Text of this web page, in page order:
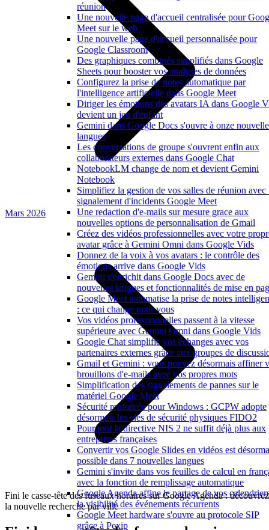
réunion
Une nouvelle page d'accueil centralisée pour
Meet sur le web
Une nouvelle page d'accueil personnalisée pour
Google Classroom
Des graphiques combinés simplifiés dans Google
Sheets pour booster vos analyses de données
Configurez la prise de notes automatique par
l'intelligence artificielle dans Google Meet
Diriger les émotions des avatars IA dans Google
devient un jeu d'enfant
Gemini dans Google Docs s'ouvre à onze
langues
Les conversations de groupe s'ouvrent enfin aux
collaborateurs externes dans Google Chat
NotebookLM change de nom et devient Gemini
Notebook
Simplifiez la gestion de vos salles de réunion avec
signalement d'incidents Google Meet
Une redaction d'e-mails sur mesure grace aux
nouvelles options de personnalisation de Gmail
Créez des vidéos professionnelles avec votre
avatar grâce à Gemini Omni dans Google Vids
Donnez de la voix à vos avatars : le contrôle des
émotions arrive dans Google Vids
Gemini s'enrichit dans Google Docs avec de
nouvelles langues et fonctionnalités de mise en
Google Meet automatise la prise de notes
: ce qui change pour vous
Vos vidéos professionnelles passent à la vitesse
supérieure avec Gemini Omni dans Google Vids
Google Chat simplifie vos échanges avec vos
partenaires externes grâce aux groupes de
Gmail et Gemini : vous pouvez désormais affiner
brouillons d'e-mails avec vos propres mots
Simplification des signalements de pannes sur le
matériel Google Meet
Sécurité renforcée pour Windows : GCPW adopte
désormais les clés de sécurité physiques FIDO2
Pourquoi la directive NIS 2 ne suffit déjà plus aux
entreprises françaises
Convertir vos Google Slides en vidéos est
possible dans 7 nouvelles langues
Gemini s'invite dans vos feuilles de calcul en
avec la fonction de remplissage automatique
Google Agenda affine le partage de vos
la visibilité des événements récurrents
Google Meet hardware s'ouvre au protocole SIP
grâce à Pexip
Mars 2026
Fini le casse-tête des fuseaux horaires sur Google Agenda : découvrez
la nouvelle recherche par ville